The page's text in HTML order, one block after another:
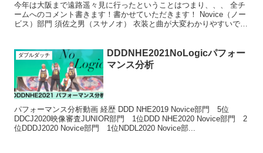
今年は大阪まで遠路遥々見に行ったということはつまり、、、 全チ
ームへのコメント書きます！書かせていただきます！ Novice（ノー
ビス）部門 須佐之男（スサノオ） 衣装と曲が大変わかりやすいです
ダブルダッチ
DDDNHE2021NoLogicパフォー
マンス分析
パフォーマンス分析動画 経歴 DDD NHE2019 Novice部門 5位
DDCJ2020映像審査JUNIOR部門 1位DDD NHE2020 Novice部門 2
位DDDJ2020 Novice部門 1位NDDL2020 Novice部...